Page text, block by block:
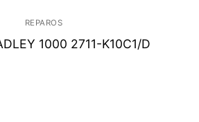
REPAROS
1000 2711-K10C1/D